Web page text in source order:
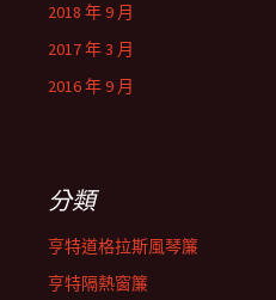
2018 年 9 月
2017 年 3 月
2016 年 9 月
分類
亨特道格拉斯風琴簾
亨特隔熱窗簾